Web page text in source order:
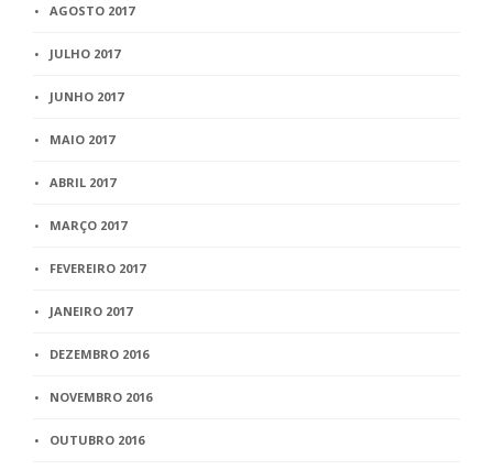
AGOSTO 2017
JULHO 2017
JUNHO 2017
MAIO 2017
ABRIL 2017
MARÇO 2017
FEVEREIRO 2017
JANEIRO 2017
DEZEMBRO 2016
NOVEMBRO 2016
OUTUBRO 2016